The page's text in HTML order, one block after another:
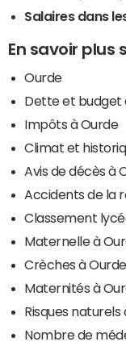
Salaires dans
En savoir plus
Ourde
Dette et budget
Impôts à Ourde
Climat et
Avis de décès à
Accidents de la
Classement
Maternelle à
Crèches à Ourde
Maternités à
Risques naturels
Nombre de